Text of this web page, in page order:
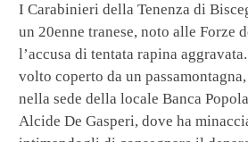
I Carabinieri della Tenenza di
un 20enne tranese, noto alle Forze
l’accusa di tentata rapina
volto coperto da un
nella sede della locale Banca
Alcide De Gasperi, dove ha